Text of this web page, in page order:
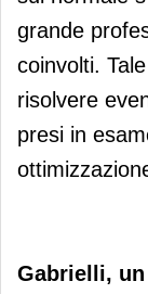
grande
coinvolti.
risolvere
presi in
Gabrielli,